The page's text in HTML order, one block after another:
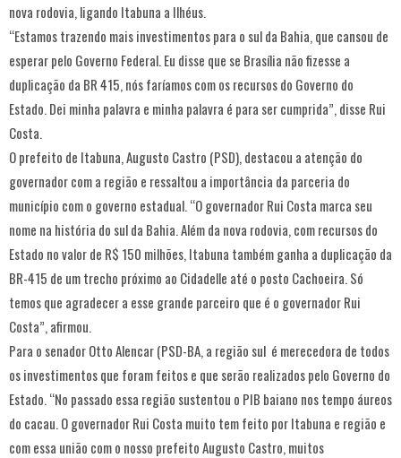
nova rodovia, ligando Itabuna a Ilhéus.
“Estamos trazendo mais investimentos para o sul da Bahia, que cansou de
esperar pelo Governo Federal. Eu disse que se Brasília não fizesse a
duplicação da BR 415, nós faríamos com os recursos do Governo do
Estado. Dei minha palavra e minha palavra é para ser cumprida”, disse Rui
Costa.
O prefeito de Itabuna, Augusto Castro (PSD), destacou a atenção do
governador com a região e ressaltou a importância da parceria do
município com o governo estadual. “O governador Rui Costa marca seu
nome na história do sul da Bahia. Além da nova rodovia, com recursos do
Estado no valor de R$ 150 milhões, Itabuna também ganha a duplicação da
BR-415 de um trecho próximo ao Cidadelle até o posto Cachoeira. Só
temos que agradecer a esse grande parceiro que é o governador Rui
Costa”, afirmou.
Para o senador Otto Alencar (PSD-BA, a região sul é merecedora de todos
os investimentos que foram feitos e que serão realizados pelo Governo do
Estado. “No passado essa região sustentou o PIB baiano nos tempo áureos
do cacau. O governador Rui Costa muito tem feito por Itabuna e região e
com essa união com o nosso prefeito Augusto Castro, muitos